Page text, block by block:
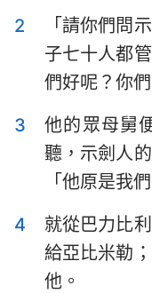
以斯帖記
詩篇
以賽亞書
耶利米哀歌
但以理書
約珥書
2
「請你們問
子七十人都
們好呢？你
3
他的眾母舅
聽，示劍人
「他原是我
4
就從巴力比
給亞比米勒
他。